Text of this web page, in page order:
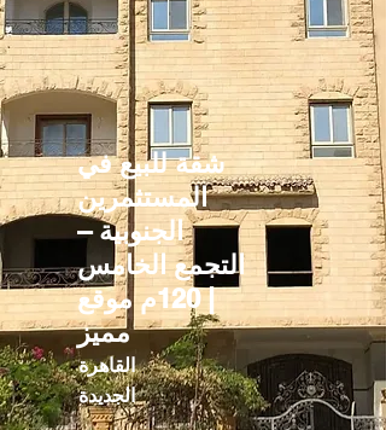
شقة للبيع في
المستثمرين
الجنوبية –
التجمع الخامس
| 120م موقع
مميز
القاهرة
الجديدة